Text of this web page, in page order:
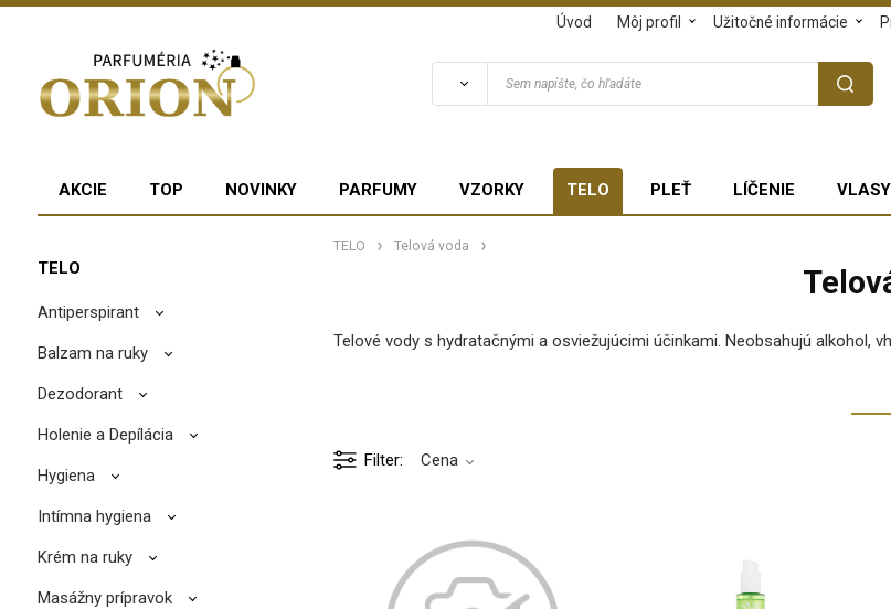
Úvod Môj profil Užitočné informácie
AKCIE TOP NOVINKY PARFUMY VZORKY TELO PLEŤ LÍČENIE VLASY
TELO
Antiperspirant
Balzam na ruky
Dezodorant
Holenie a Depílácia
Hygiena
Intímna hygiena
Krém na ruky
Masážny prípravok
TELO Telová voda
Telové vody s hydratačnými a osviežujúcimi účinkami. Neobsahujú alkohol,
Filter Cena